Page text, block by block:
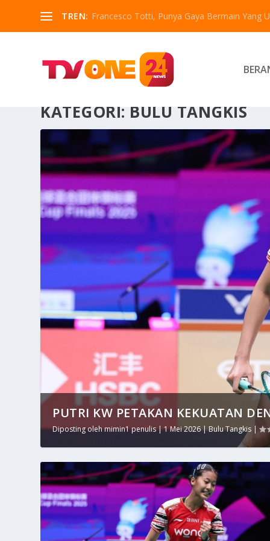
TREN: Francesco Totti, Punya Gaya Bermain Yang
KATEGORI: BULU TANGKIS
PUTRI KW PETAKAN KEKUATAN
Diposting olehmimin1 penulis|1 Mei 2026|Bulu Tangkis |